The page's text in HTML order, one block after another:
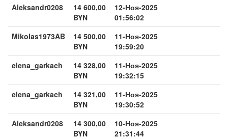
Aleksandr0208
14 600,00
BYN
12-Ноя-2025
01:56:02
Mikolas1973AB
14 500,00
BYN
11-Ноя-2025
19:59:20
elena_garkach
14 328,00
BYN
11-Ноя-2025
19:32:15
elena_garkach
14 321,00
BYN
11-Ноя-2025
19:30:52
Aleksandr0208
14 300,00
BYN
10-Ноя-2025
21:31:44